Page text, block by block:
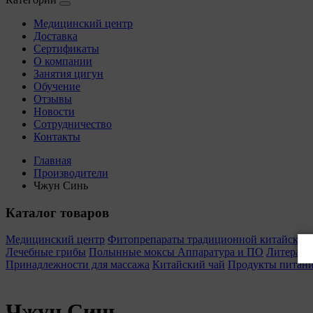
Медицинский центр
Доставка
Сертификаты
О компании
Занятия цигун
Обучение
Отзывы
Новости
Сотрудничество
Контакты
Главная
Производители
Чжун Синь
Каталог товаров
Медицинский центр Фитопрепараты традиционной
Лечебные грибы Полынные моксы Аппаратура и ПО
Принадлежности для массажа Китайский чай Продукты